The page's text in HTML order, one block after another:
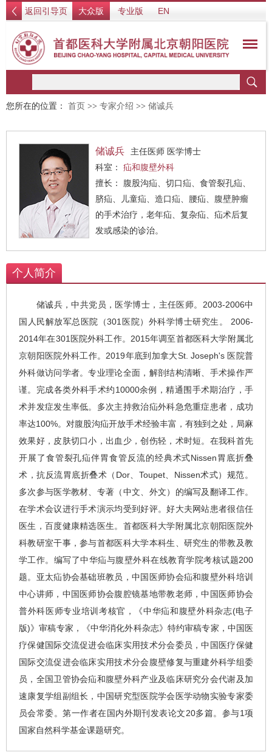
返回引导页 大众版 专业版 EN
您所在的位置： 首页 >> 专家介绍 >> 储诚兵
储诚兵
主任医师 医学博士
科室： 疝和腹壁外科
擅长： 腹股沟疝、切口疝、食管裂孔疝、
脐疝、儿童疝、造口疝、腰疝、腹壁肿瘤
的手术治疗，老年疝、复杂疝、疝术后复
发或感染的诊治。
个人简介
储诚兵，中共党员，医学博士，主任医师。2003-2006中
国人民解放军总医院（301医院）外科学博士研究生。 2006-
2014年在301医院外科工作。2015年调至首都医科大学附属北
京朝阳医院外科工作。2019年底到加拿大St. Joseph's 医院普
外科做访问学者。专业理论全面，解剖结构清晰、手术操作严
谨。完成各类外科手术约10000余例，精通围手术期治疗，手
术并发症发生率低。多次主持救治疝外科急危重症患者，成功
率达100%。对腹股沟疝开放手术经验丰富，有独到之处，局麻
效果好，皮肤切口小，出血少，创伤轻，术时短。在我科首先
开展了食管裂孔疝伴胃食管反流的经典术式Nissen胃底折叠
术，抗反流胃底折叠术（Dor、Toupet、Nissen术式）规范。
多次参与医学教材、专著（中文、外文）的编写及翻译工作。
在学术会议进行手术演示均受到好评。好大夫网站患者很信任
医生，百度健康精选医生。首都医科大学附属北京朝阳医院外
科教研室干事，参与首都医科大学本科生、研究生的带教及教
学工作。编写了中华疝与腹壁外科在线教育学院考核试题200
题。亚太疝协会基础班教员，中国医师协会疝和腹壁外科培训
中心讲师，中国医师协会腹腔镜基地带教老师，中国医师协会
普外科医师专业培训考核官，《中华疝和腹壁外科杂志(电子
版)》审稿专家，《中华消化外科杂志》特约审稿专家，中国医
疗保健国际交流促进会临床实用技术分会委员，中国医疗保健
国际交流促进会临床实用技术分会腹壁修复与重建外科学组委
员，全国卫管协会疝和腹壁外科产业及临床研究分会代谢及加
速康复学组副组长，中国研究型医院学会医学动物实验专家委
员会常委。第一作者在国内外期刊发表论文20多篇。参与1项
国家自然科学基金课题研究。